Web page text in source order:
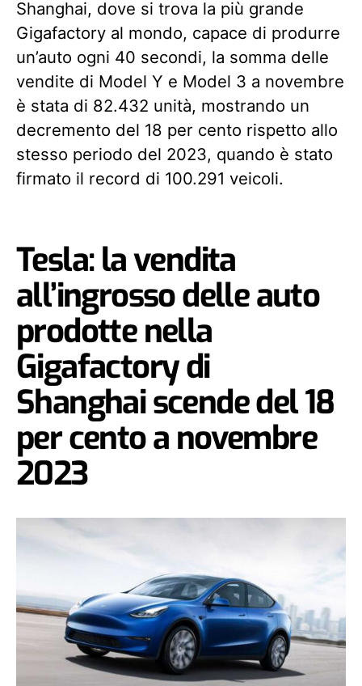
Shanghai, dove si trova la più grande
Gigafactory al mondo, capace di produrre
un’auto ogni 40 secondi, la somma delle
vendite di Model Y e Model 3 a novembre
è stata di 82.432 unità, mostrando un
decremento del 18 per cento rispetto allo
stesso periodo del 2023, quando è stato
firmato il record di 100.291 veicoli.
Tesla: la vendita
all’ingrosso delle auto
prodotte nella
Gigafactory di
Shanghai scende del 18
per cento a novembre
2023